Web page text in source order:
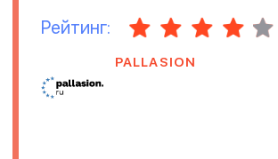
Рейтинг:
PALLASION